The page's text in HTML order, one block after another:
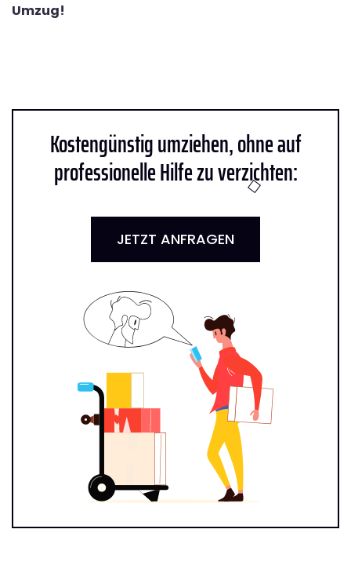
Umzug!
Kostengünstig umziehen, ohne auf
professionelle Hilfe zu verzichten:
JETZT ANFRAGEN